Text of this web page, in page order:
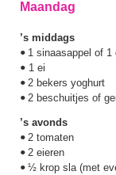
Maandag
’s middags
• 1 sinaasappel of 1
• 1 ei
• 2 bekers yoghurt
• 2 beschuitjes of
’s avonds
• 2 tomaten
• 2 eieren
• ½ krop sla (met